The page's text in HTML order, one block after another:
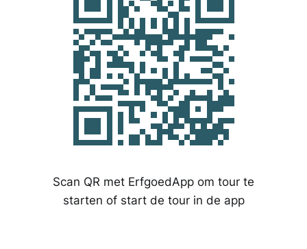
Scan QR met ErfgoedApp om tour te
starten of start de tour in de app